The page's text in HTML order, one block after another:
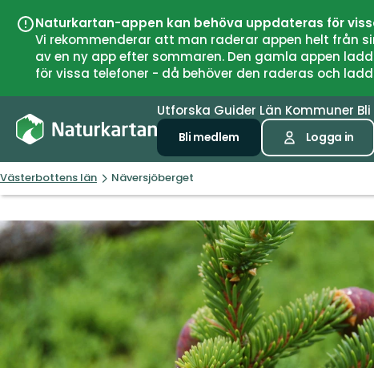
Naturkartan-appen kan behöva uppdateras för
Vi rekommenderar att man raderar appen helt från
av en ny app efter sommaren. Den gamla appen
för vissa telefoner - då behöver den raderas och
Utforska Guider Län Kommuner
Bli medlem Logga in
Västerbottens län Näversjöberget